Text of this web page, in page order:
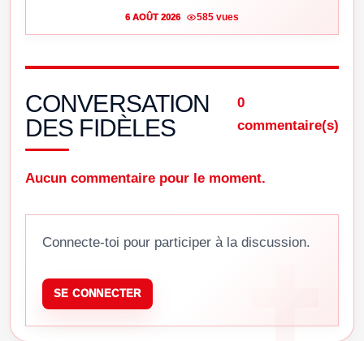
6 AOÛT 2026 585 vues
CONVERSATION
DES FIDÈLES
0
commentaire(s)
Aucun commentaire pour le moment.
Connecte-toi pour participer à la discussion.
SE CONNECTER